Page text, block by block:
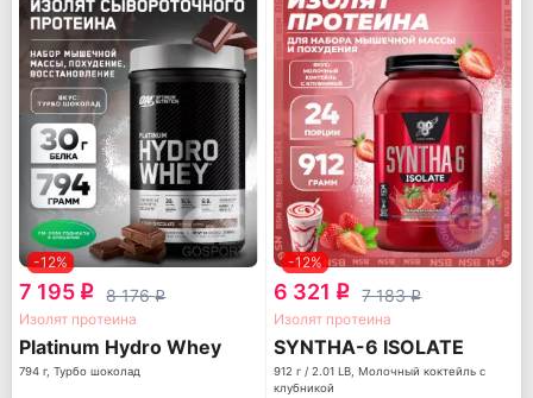
-12%
7 195 q 8 176q
Изолят протеина
Platinum Hydro Whey
794 г, Турбо шоколад
-12%
6 321 q 7 183q
Изолят протеина
SYNTHA-6 ISOLATE
912 г / 2.01 LB, Молочный коктейль с
клубникой